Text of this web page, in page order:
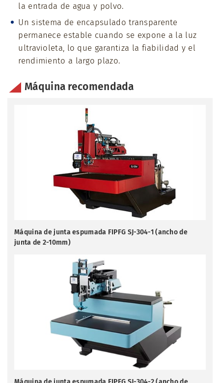
la entrada de agua y polvo.
Un sistema de encapsulado transparente
permanece estable cuando se expone a la luz
ultravioleta, lo que garantiza la fiabilidad y el
rendimiento a largo plazo.
Máquina recomendada
Máquina de junta espumada FIPFG SJ-304-1 (ancho de
junta de 2-10mm)